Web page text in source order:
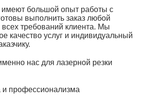
большой опыт работы с
выполнить заказ любой
всех требований клиента. Мы
качество услуг и индивидуальный
нас для лазерной резки
и профессионализма